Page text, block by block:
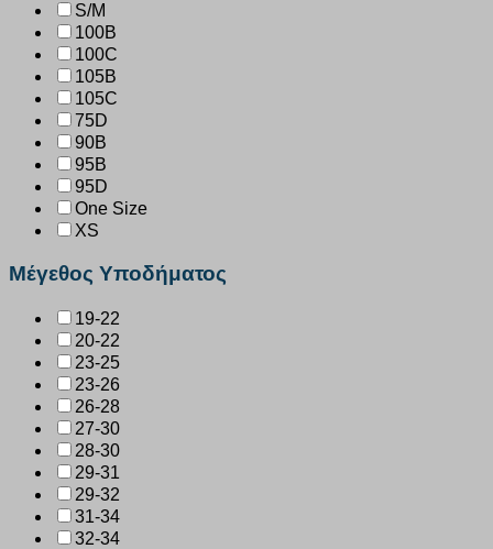
S/M
100B
100C
105B
105C
75D
90B
95B
95D
One Size
XS
Μέγεθος Υποδήματος
19-22
20-22
23-25
23-26
26-28
27-30
28-30
29-31
29-32
31-34
32-34